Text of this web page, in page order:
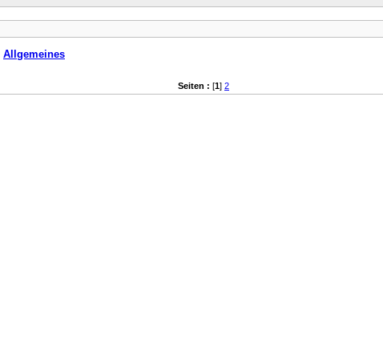
Allgemeines
Seiten : [1] 2